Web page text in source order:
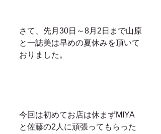
さて、先月30日～8月2日まで山原
と一誌美は早めの夏休みを頂いて
おりました。
今回は初めてお店は休まずMIYA
と佐藤の2人に頑張ってもらった